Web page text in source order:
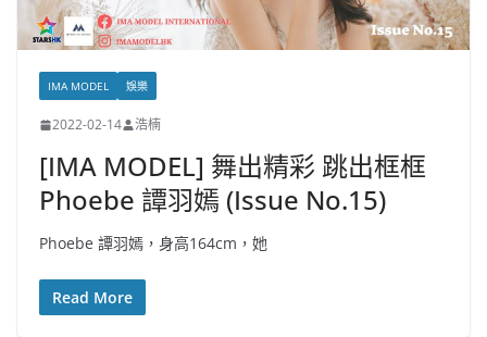
IMA MODEL 娛樂
2022-02-14 浩楠
[IMA MODEL] 舞出精彩 跳出框框
Phoebe 譚羽嫣 (Issue No.15)
Phoebe 譚羽嫣，身高164cm，她
Read More